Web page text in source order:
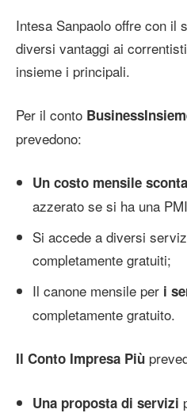
Intesa Sanpaolo offre con il
diversi vantaggi ai
insieme i principali.
Per il conto
prevedono:
Un costo mensile
azzerato se si ha una
Si accede a diversi
completamente gratuiti;
Il canone mensile per i
completamente gratuito.
Il Conto Impresa Più
Una proposta di servizi